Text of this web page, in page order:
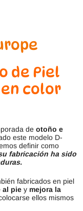
de Piel
color
de otoño e
este modelo D-
definir como
fabricación ha sido
fabricados en piel
al pie y mejora la
ellos mismos